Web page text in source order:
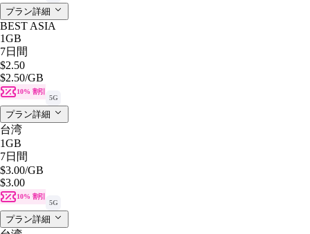
プラン詳細
BEST ASIA
1GB
7日間
$2.50
$2.50/GB
10% 割引
5G
プラン詳細
台湾
1GB
7日間
$3.00/GB
$3.00
10% 割引
5G
プラン詳細